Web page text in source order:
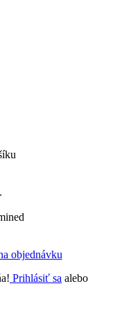
objednávku
Prihlásiť sa alebo